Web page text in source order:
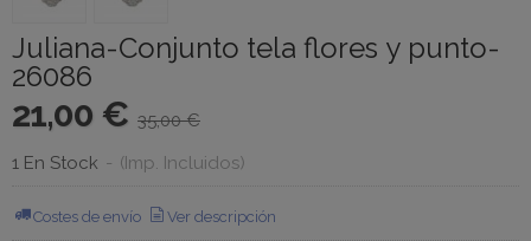
Juliana-Conjunto tela flores y punto-
26086
21,00 € 35,00 €
1 En Stock - (Imp. Incluidos)
Costes de envío Ver descripción